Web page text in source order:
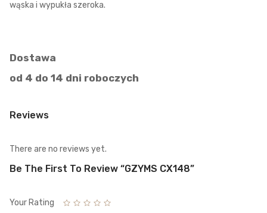
wąska i wypukła szeroka.
Dostawa
od 4 do 14 dni roboczych
Reviews
There are no reviews yet.
Be The First To Review “GZYMS CX148”
Your Rating